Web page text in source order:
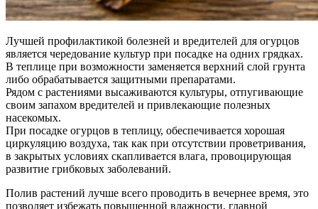
Лучшей профилактикой болезней и вредителей для огурцов
является чередование культур при посадке на одних грядках.
В теплице при возможности заменяется верхний слой грунта
либо обрабатывается защитными препаратами.
Рядом с растениями высаживаются культуры, отпугивающие
своим запахом вредителей и привлекающие полезных
насекомых.
При посадке огурцов в теплицу, обеспечивается хорошая
циркуляцию воздуха, так как при отсутствии проветривания,
в закрытых условиях скапливается влага, провоцирующая
развитие грибковых заболеваний.
Полив растений лучше всего проводить в вечернее время, это
позволяет избежать повышенной влажности, главной